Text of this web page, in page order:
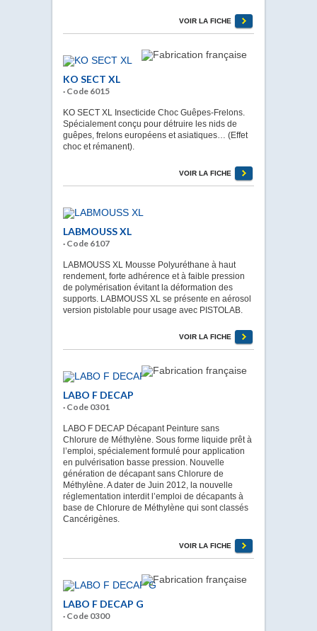
VOIR LA FICHE
KO SECT XL
· Code 6015
KO SECT XL Insecticide Choc Guêpes-Frelons.
Spécialement conçu pour détruire les nids de
guêpes, frelons européens et asiatiques… (Effet
choc et rémanent).
VOIR LA FICHE
LABMOUSS XL
· Code 6107
LABMOUSS XL Mousse Polyuréthane à haut
rendement, forte adhérence et à faible pression
de polymérisation évitant la déformation des
supports. LABMOUSS XL se présente en aérosol
version pistolable pour usage avec PISTOLAB.
VOIR LA FICHE
LABO F DECAP
· Code 0301
LABO F DECAP Décapant Peinture sans
Chlorure de Méthylène. Sous forme liquide prêt à
l’emploi, spécialement formulé pour application
en pulvérisation basse pression. Nouvelle
génération de décapant sans Chlorure de
Méthylène. A dater de Juin 2012, la nouvelle
réglementation interdit l’emploi de décapants à
base de Chlorure de Méthylène qui sont classés
Cancérigènes.
VOIR LA FICHE
LABO F DECAP G
· Code 0300